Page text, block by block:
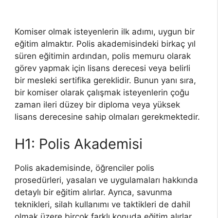
Komiser olmak isteyenlerin ilk adımı, uygun bir
eğitim almaktır. Polis akademisindeki birkaç yıl
süren eğitimin ardından, polis memuru olarak
görev yapmak için lisans derecesi veya belirli
bir mesleki sertifika gereklidir. Bunun yanı sıra,
bir komiser olarak çalışmak isteyenlerin çoğu
zaman ileri düzey bir diploma veya yüksek
lisans derecesine sahip olmaları gerekmektedir.
H1: Polis Akademisi
Polis akademisinde, öğrenciler polis
prosedürleri, yasaları ve uygulamaları hakkında
detaylı bir eğitim alırlar. Ayrıca, savunma
teknikleri, silah kullanımı ve taktikleri de dahil